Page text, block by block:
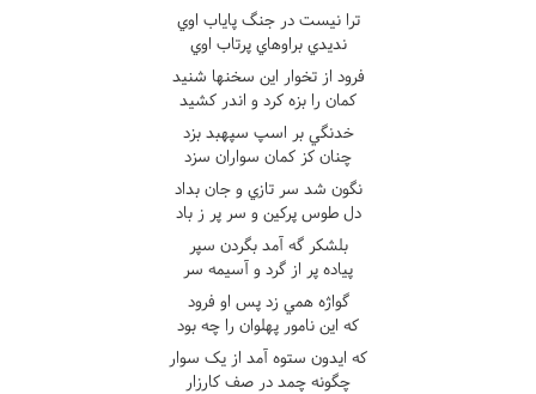
ترا نيست در جنگ پاياب اوي
نديدي براوهاي پرتاب اوي
فرود از تخوار اين سخنها شنيد
کمان را بزه کرد و اندر کشيد
خدنگي بر اسپ سپهبد بزد
چنان کز کمان سواران سزد
نگون شد سر تازي و جان بداد
دل طوس پرکين و سر پر ز باد
بلشکر گه آمد بگردن سپر
پياده پر از گرد و آسيمه سر
گواژه همي زد پس او فرود
که اين نامور پهلوان را چه بود
که ايدون ستوه آمد از يک سوار
چگونه چمد در صف کارزار